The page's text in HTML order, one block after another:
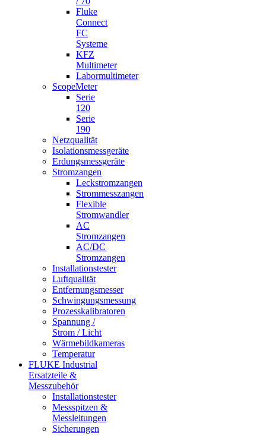
Fluke
Connect
FC
Systeme
KFZ
Multimeter
Labormultimeter
ScopeMeter
Serie
120
Serie
190
Netzqualität
Isolationsmessgeräte
Erdungsmessgeräte
Stromzangen
Leckstromzangen
Strommesszangen
Flexible
Stromwandler
AC
Stromzangen
AC/DC
Stromzangen
Installationstester
Luftqualität
Entfernungsmesser
Schwingungsmessung
Prozesskalibratoren
Spannung /
Strom / Licht
Wärmebildkameras
Temperatur
FLUKE Industrial
Ersatzteile &
Messzubehör
Installationstester
Messspitzen &
Messleitungen
Sicherungen